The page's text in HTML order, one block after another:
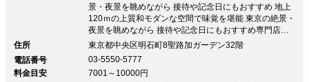
景・夜景を眺めながら 接待や記念日にもおすすめ 地上
120ｍの上質和モダンな空間で味覚を堪能 東京の絶景・
夜景を眺めながら 接待や記念日にもおすすめ専門店と
しての品質や美味しさはもちろんのこと、しゃぶしゃぶ
た調理人が自信をもってご提供いたします。 お肉は、
松阪牛・黒毛和牛・国産牛等、選りすぐりのラインナッ
住所
東京都中央区明石町8聖路加ガーデン32階
電話番号
03-5550-5777
料金目安
7001～10000円